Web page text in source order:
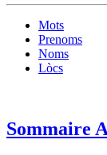
Mots
Prenoms
Noms
Lòcs
Sommaire